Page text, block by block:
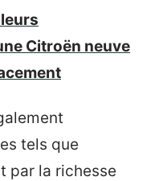
Citroën neuve
tels que
par la richesse